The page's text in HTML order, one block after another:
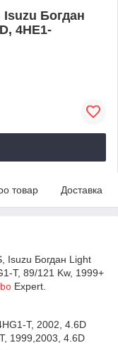
Isuzu Богдан
4HE1-
товар Доставка
Isuzu Богдан Light
T, 89/121 Kw, 1999+
Expert.
T, 2002, 4.6D
1999,2003, 4.6D